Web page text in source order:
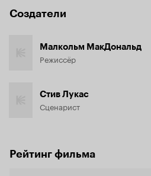
Создатели
Малкольм МакДональд
Режиссёр
Стив Лукас
Сценарист
Рейтинг фильма